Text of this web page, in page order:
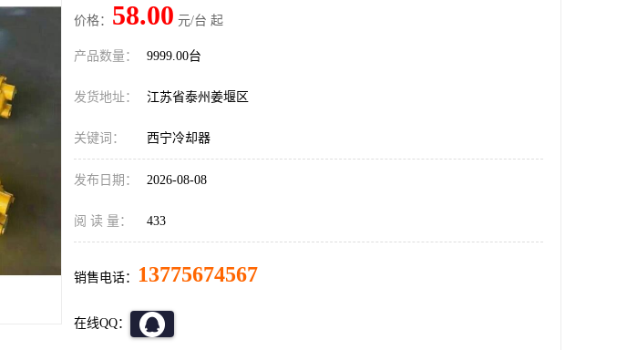
价格： 58.00 元/台 起
产品数量： 9999.00台
发货地址： 江苏省泰州姜堰区
关键词： 西宁冷却器
发布日期： 2026-08-08
阅 读 量： 433
销售电话： 13775674567
在线QQ：